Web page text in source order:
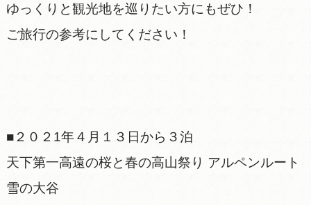
ゆっくりと観光地を巡りたい方にもぜひ！
ご旅行の参考にしてください！
■２０２1年４月１３日から３泊
天下第一高遠の桜と春の高山祭り アルペンルート
雪の大谷